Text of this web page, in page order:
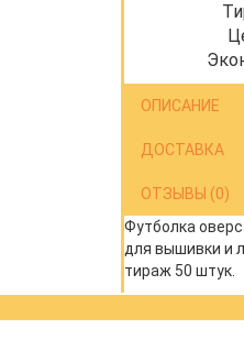
ОПИСАНИЕ
ДОСТАВКА
ОТЗЫВЫ (0)
Футболка
для вышивки и
тираж 50 штук.